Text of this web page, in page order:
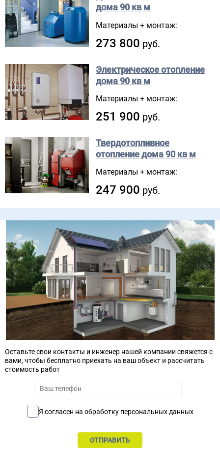
дома90 кв м
Материалы + монтаж:
273 800 руб.
Электрическое отопление
дома90 кв м
Материалы + монтаж:
251 900 руб.
Твердотопливное
отопление дома90 кв м
Материалы + монтаж:
247 900 руб.
Оставьте свои контакты и инженер нашей компании свяжется с
вами, чтобы бесплатно приехать на ваш объект и рассчитать
стоимость работ
Я согласен на обработку персональных данных